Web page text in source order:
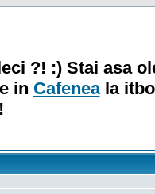
?! :) Stai asa
in Cafeneala